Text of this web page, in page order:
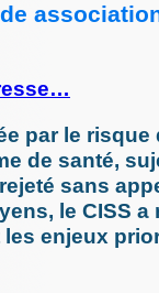
par le
de santé,
sans
le CISS a
enjeux